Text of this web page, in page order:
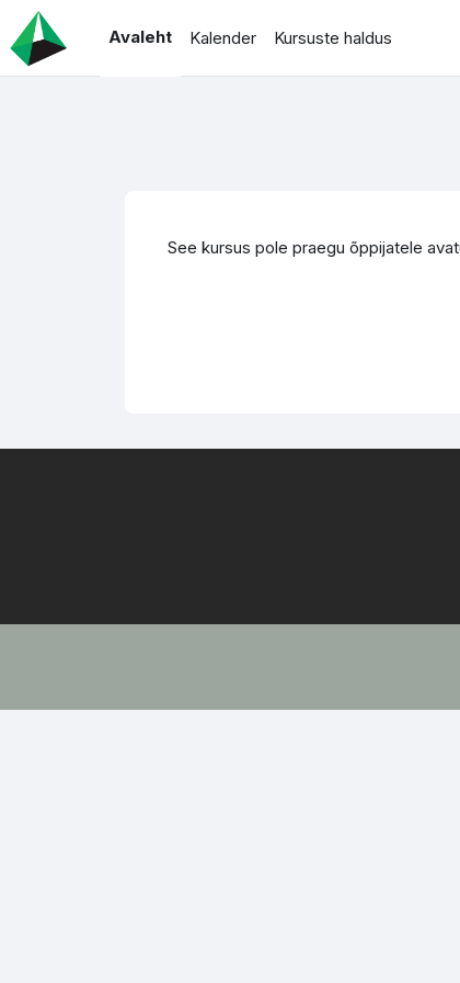
Jäta vahele peasisuni
Avaleht
Kalender Kursuste haldus
See kursus pole praegu õppijatele